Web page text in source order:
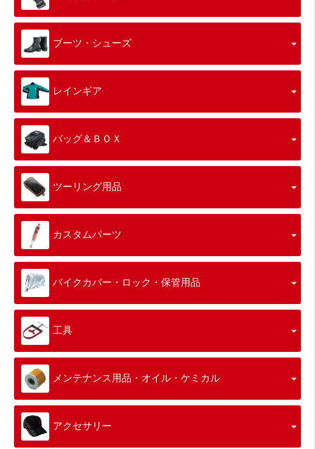
ブーツ・シューズ
レインギア
バッグ＆ＢＯＸ
ツーリング用品
カスタムパーツ
バイクカバー・ロック・保管用品
工具
メンテナンス用品・オイル・ケミカル
アクセサリー